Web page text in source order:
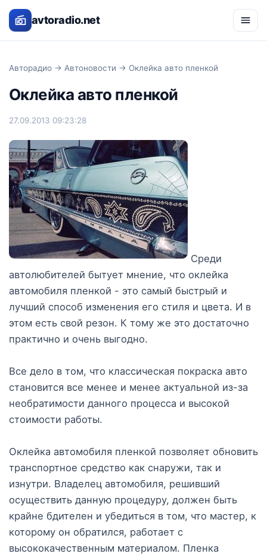
avtoradio.net
Авторадио → Автоновости → Оклейка авто пленкой
Оклейка авто пленкой
27.09.2013 09:23:28
Среди
автолюбителей бытует мнение, что оклейка
автомобиля пленкой - это самый быстрый и
лучший способ изменения его стиля и цвета. И в
этом есть свой резон. К тому же это достаточно
практично и очень выгодно.
Все дело в том, что классическая покраска авто
становится все менее и менее актуальной из-за
необратимости данного процесса и высокой
стоимости работы.
Оклейка автомобиля пленкой позволяет обновить
транспортное средство как снаружи, так и
изнутри. Владелец автомобиля, решивший
осуществить данную процедуру, должен быть
крайне бдителен и убедиться в том, что мастер, к
которому он обратился, работает с
высококачественным материалом. Пленка